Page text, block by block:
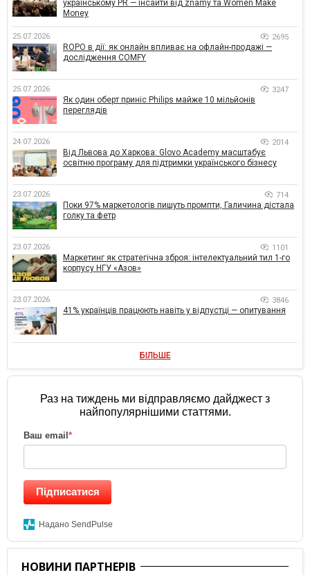
українському PR — інсайти від znamy та Women Make
Money
25.07.2026 2695
ROPO в дії: як онлайн впливає на офлайн-продажі —
дослідження COMFY
25.07.2026 3247
Як один оберт приніс Philips майже 10 мільйонів
переглядів
24.07.2026 2014
Від Львова до Харкова: Glovo Academy масштабує
освітню програму для підтримки українського бізнесу
23.07.2026 714
Поки 97% маркетологів пишуть промпти, Галичина дістала
голку та фетр
23.07.2026 1101
Маркетинг як стратегічна зброя: інтелектуальний тил 1-го
корпусу НГУ «Азов»
23.07.2026 3846
41% українців працюють навіть у відпустці — опитування
БІЛЬШЕ
Раз на тиждень ми відправляємо дайджест з
найпопулярнішими статтями.
Ваш email *
Підписатися
Надано SendPulse
НОВИНИ ПАРТНЕРІВ